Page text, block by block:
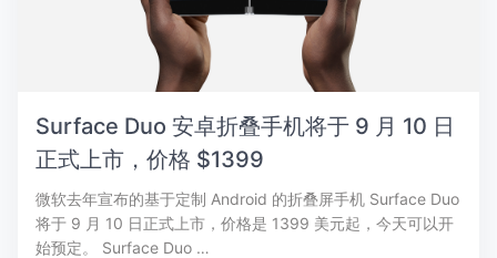
Surface Duo 安卓折叠手机将于 9 月 10 日
正式上市，价格 $1399
微软去年宣布的基于定制 Android 的折叠屏手机 Surface Duo
将于 9 月 10 日正式上市，价格是 1399 美元起，今天可以开
始预定。 Surface Duo …